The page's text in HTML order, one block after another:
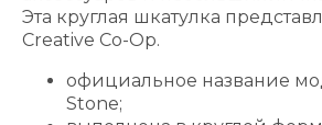
Эта круглая шкатулка
Creative Co-Op.
официальное название
Stone;